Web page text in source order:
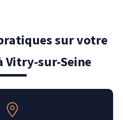
sur votre
Vitry-sur-Seine